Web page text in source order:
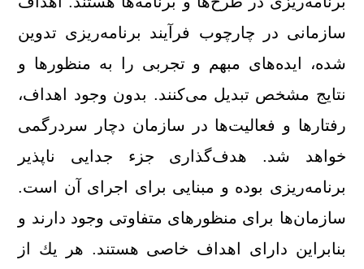
سازمانی در چارچوب فرآیند برنامه‌ریزی تدوین
شده، ایده‌های مبهم و تجربی را به منظورها و
نتایج مشخص تبدیل می‌كنند. بدون وجود اهداف،
رفتارها و فعالیت‌ها در سازمان دچار سردرگمی
خواهد شد. هدف‌گذاری جزء جدایی ناپذیر
برنامه‌ریزی بوده و مبنایی برای اجرای آن است.
سازمان‌ها برای منظورهای متفاوتی وجود دارند و
بنابراین دارای اهداف خاصی هستند. هر یك از